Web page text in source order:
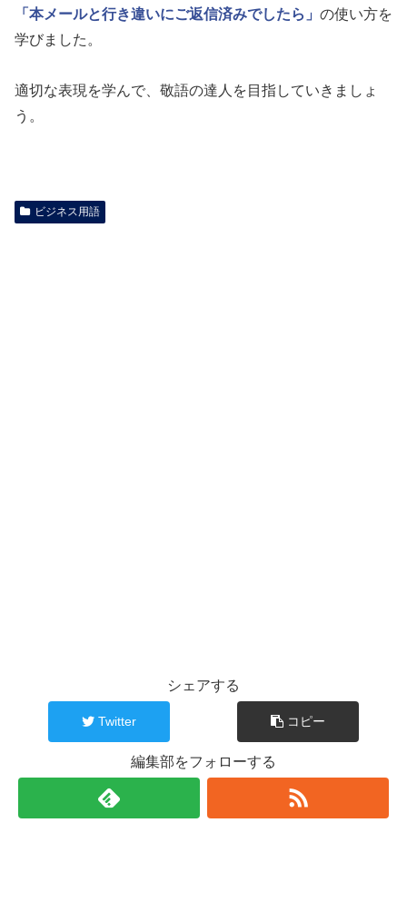
「本メールと行き違いにご返信済みでしたら」 の使い方を
学びました。
適切な表現を学んで、敬語の達人を目指していきましょ
う。
ビジネス用語
シェアする
Twitter コピー
編集部をフォローする